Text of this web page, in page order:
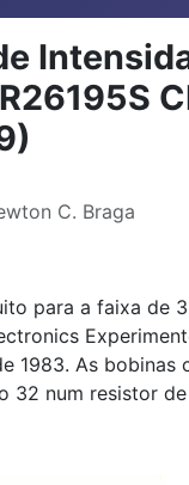
C. Braga
para a faixa de
1983. As bobinas
32 num resistor